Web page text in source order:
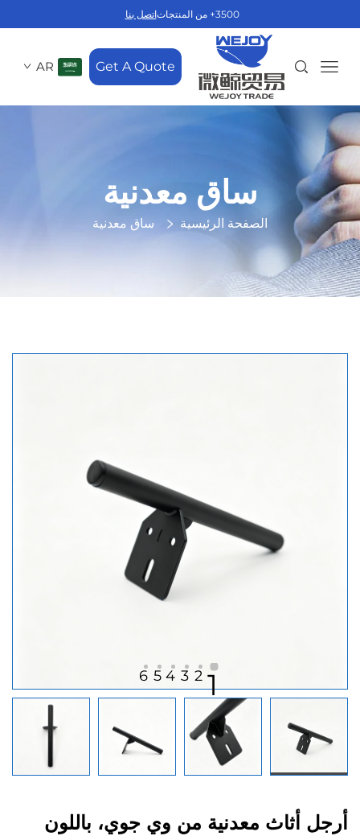
3500+ من المنتجات اتصل بنا
Get A Quote
AR
ساق معدنية
الصفحة الرئيسية ساق معدنية
1
2
3
4
5
6
أرجل أثاث معدنية من وي جوي، باللون